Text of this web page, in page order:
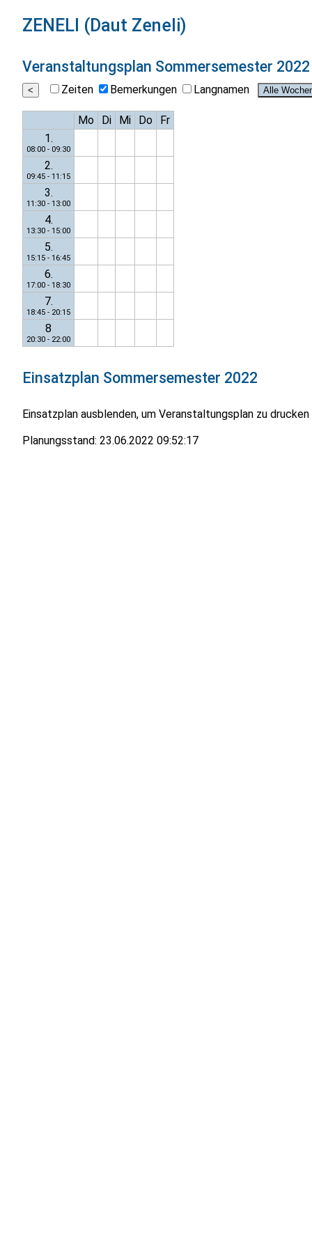
ZENELI (Daut Zeneli)
Veranstaltungsplan Sommersemester 2022
Zeiten Bemerkungen Langnamen
Mo Di Mi Do
Fr
1.
08:00 - 09:30
2.
09:45 - 11:15
3.
11:30 - 13:00
4.
13:30 - 15:00
5.
15:15 - 16:45
6.
17:00 - 18:30
7.
18:45 - 20:15
8
20:30 - 22:00
Einsatzplan Sommersemester 2022
Einsatzplan ausblenden, um Veranstaltungsplan zu drucken
Planungsstand: 23.06.2022 09:52:17